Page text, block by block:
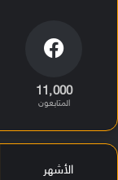
11٬000
المتابعون
الأشهر